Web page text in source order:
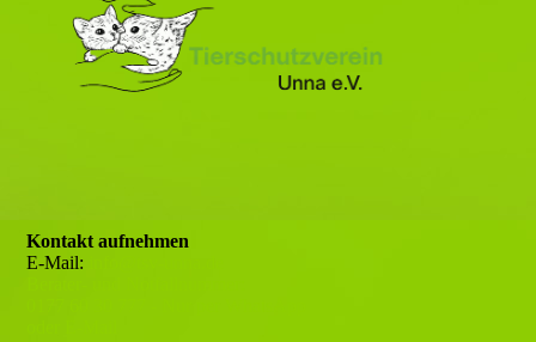
Kontakt aufnehmen
E-Mail: